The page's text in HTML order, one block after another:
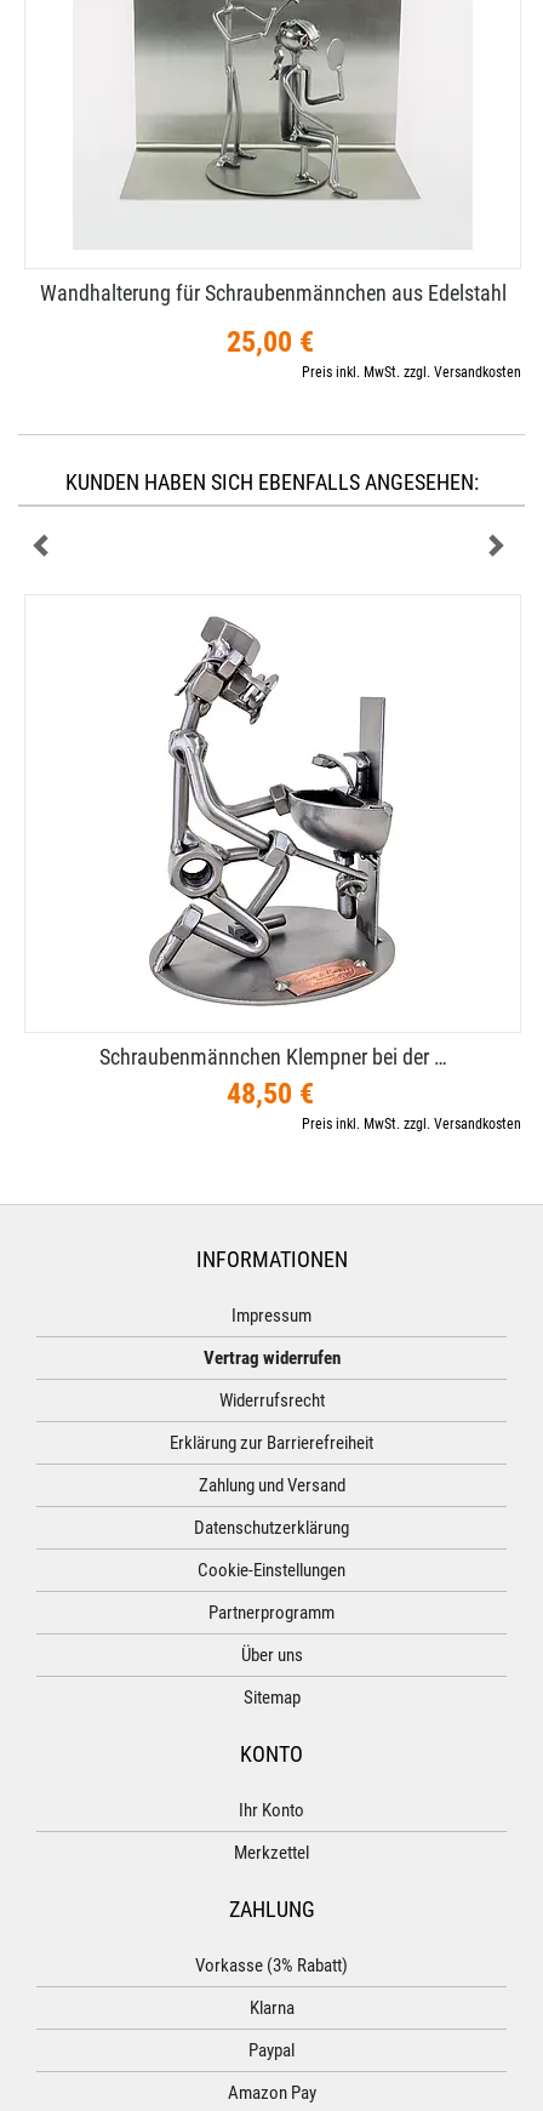
Wandhalterung für Schraubenmännchen aus Edelstahl
25,00 €
Preis inkl. MwSt. zzgl. Versandkosten
KUNDEN HABEN SICH EBENFALLS ANGESEHEN:
Schraubenmännchen Klempner bei der …
48,50 €
Preis inkl. MwSt. zzgl. Versandkosten
INFORMATIONEN
Impressum
Vertrag widerrufen
Widerrufsrecht
Erklärung zur Barrierefreiheit
Zahlung und Versand
Datenschutzerklärung
Cookie-Einstellungen
Partnerprogramm
Über uns
Sitemap
KONTO
Ihr Konto
Merkzettel
ZAHLUNG
Vorkasse (3% Rabatt)
Klarna
Paypal
Amazon Pay